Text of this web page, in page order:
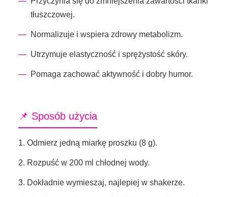
tłuszczowej.
Normalizuje i wspiera zdrowy metabolizm.
Utrzymuje elastyczność i sprężystość skóry.
Pomaga zachować aktywność i dobry humor.
📌 Sposób użycia
1. Odmierz jedną miarkę proszku (8 g).
2. Rozpuść w 200 ml chłodnej wody.
3. Dokładnie wymieszaj, najlepiej w shakerze.